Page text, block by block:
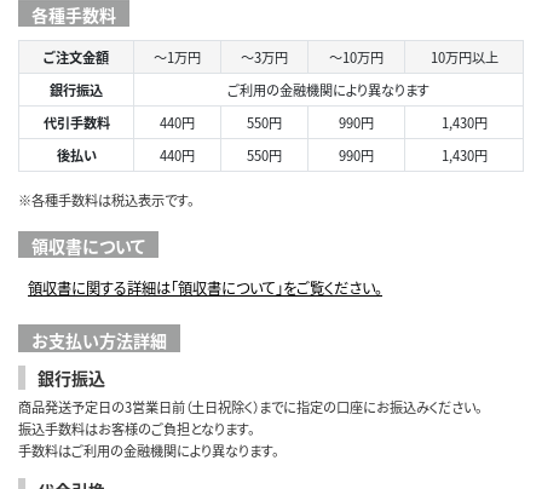
各種手数料
ご注文金額 ～1万円 ～3万円 ～10万円
10万円以上
銀行振込
ご利用の金融機関により異なります
代引手数料
440円 550円 990円
1,430円
後払い
440円 550円 990円 1,430円
※各種手数料は税込表示です。
領収書について
領収書に関する詳細は「領収書について」をご覧ください。
お支払い方法詳細
銀行振込
商品発送予定日の3営業日前（土日祝除く）までに指定の口座にお振込みください。
振込手数料はお客様のご負担となります。
手数料はご利用の金融機関により異なります。